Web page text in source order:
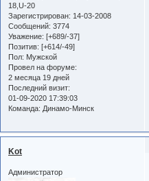
18,U-20
Зарегистрирован: 14-03-2008
Сообщений: 3774
Уважение: [+689/-37]
Позитив: [+614/-49]
Пол: Мужской
Провел на форуме:
2 месяца 19 дней
Последний визит:
01-09-2020 17:39:03
Команда: Динамо-Минск
Kot
Администратор